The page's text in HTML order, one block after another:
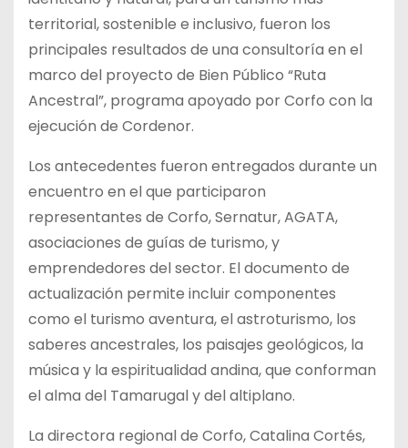
territorial, sostenible e inclusivo, fueron los
principales resultados de una consultoría en el
marco del proyecto de Bien Público “Ruta
Ancestral”, programa apoyado por Corfo con la
ejecución de Cordenor.
Los antecedentes fueron entregados durante un
encuentro en el que participaron
representantes de Corfo, Sernatur, AGATA,
asociaciones de guías de turismo, y
emprendedores del sector. El documento de
actualización permite incluir componentes
como el turismo aventura, el astroturismo, los
saberes ancestrales, los paisajes geológicos, la
música y la espiritualidad andina, que conforman
el alma del Tamarugal y del altiplano.
La directora regional de Corfo, Catalina Cortés,